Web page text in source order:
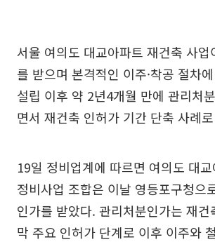
서울 여의도 대교아파트 재건축 사
를 받으며 본격적인 이주·착공 절차
설립 이후 약 2년4개월 만에 관리처
면서 재건축 인허가 기간 단축 사례
19일 정비업계에 따르면 여의도 대
정비사업 조합은 이날 영등포구청으
인가를 받았다. 관리처분인가는 재건
막 주요 인허가 단계로 이후 이주와